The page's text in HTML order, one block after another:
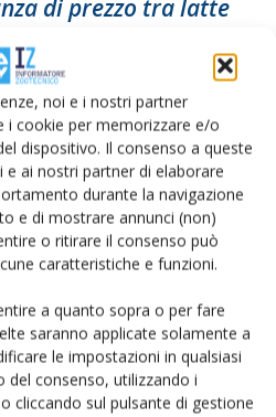
noi e i nostri partner
i cookie per memorizzare e/o
dispositivo. Il consenso a queste
ai nostri partner di elaborare
durante la navigazione
e di mostrare annunci (non)
o ritirare il consenso può
caratteristiche e funzioni.
a quanto sopra o per fare
saranno applicate solamente a
le impostazioni in qualsiasi
consenso, utilizzando i
cliccando sul pulsante di gestione
di prezzo tra latte
2022
kg il prezzo medio